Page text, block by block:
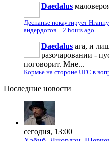
Daedalus
Деспанье нокаутирует
андердогов · 2 hours ago
Daedalus ага, и
разочаровании -
поговорит. Мне...
Кормье на стороне UFC в
Последние новости
сегодня, 13:00